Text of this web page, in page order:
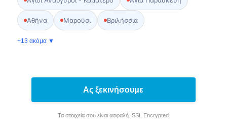
Αθήνα Μαρούσι Βριλήσσια
+13 ακόμα ▼
Ας ξεκινήσουμε
Τα στοιχεία σου είναι ασφαλή. SSL Encrypted